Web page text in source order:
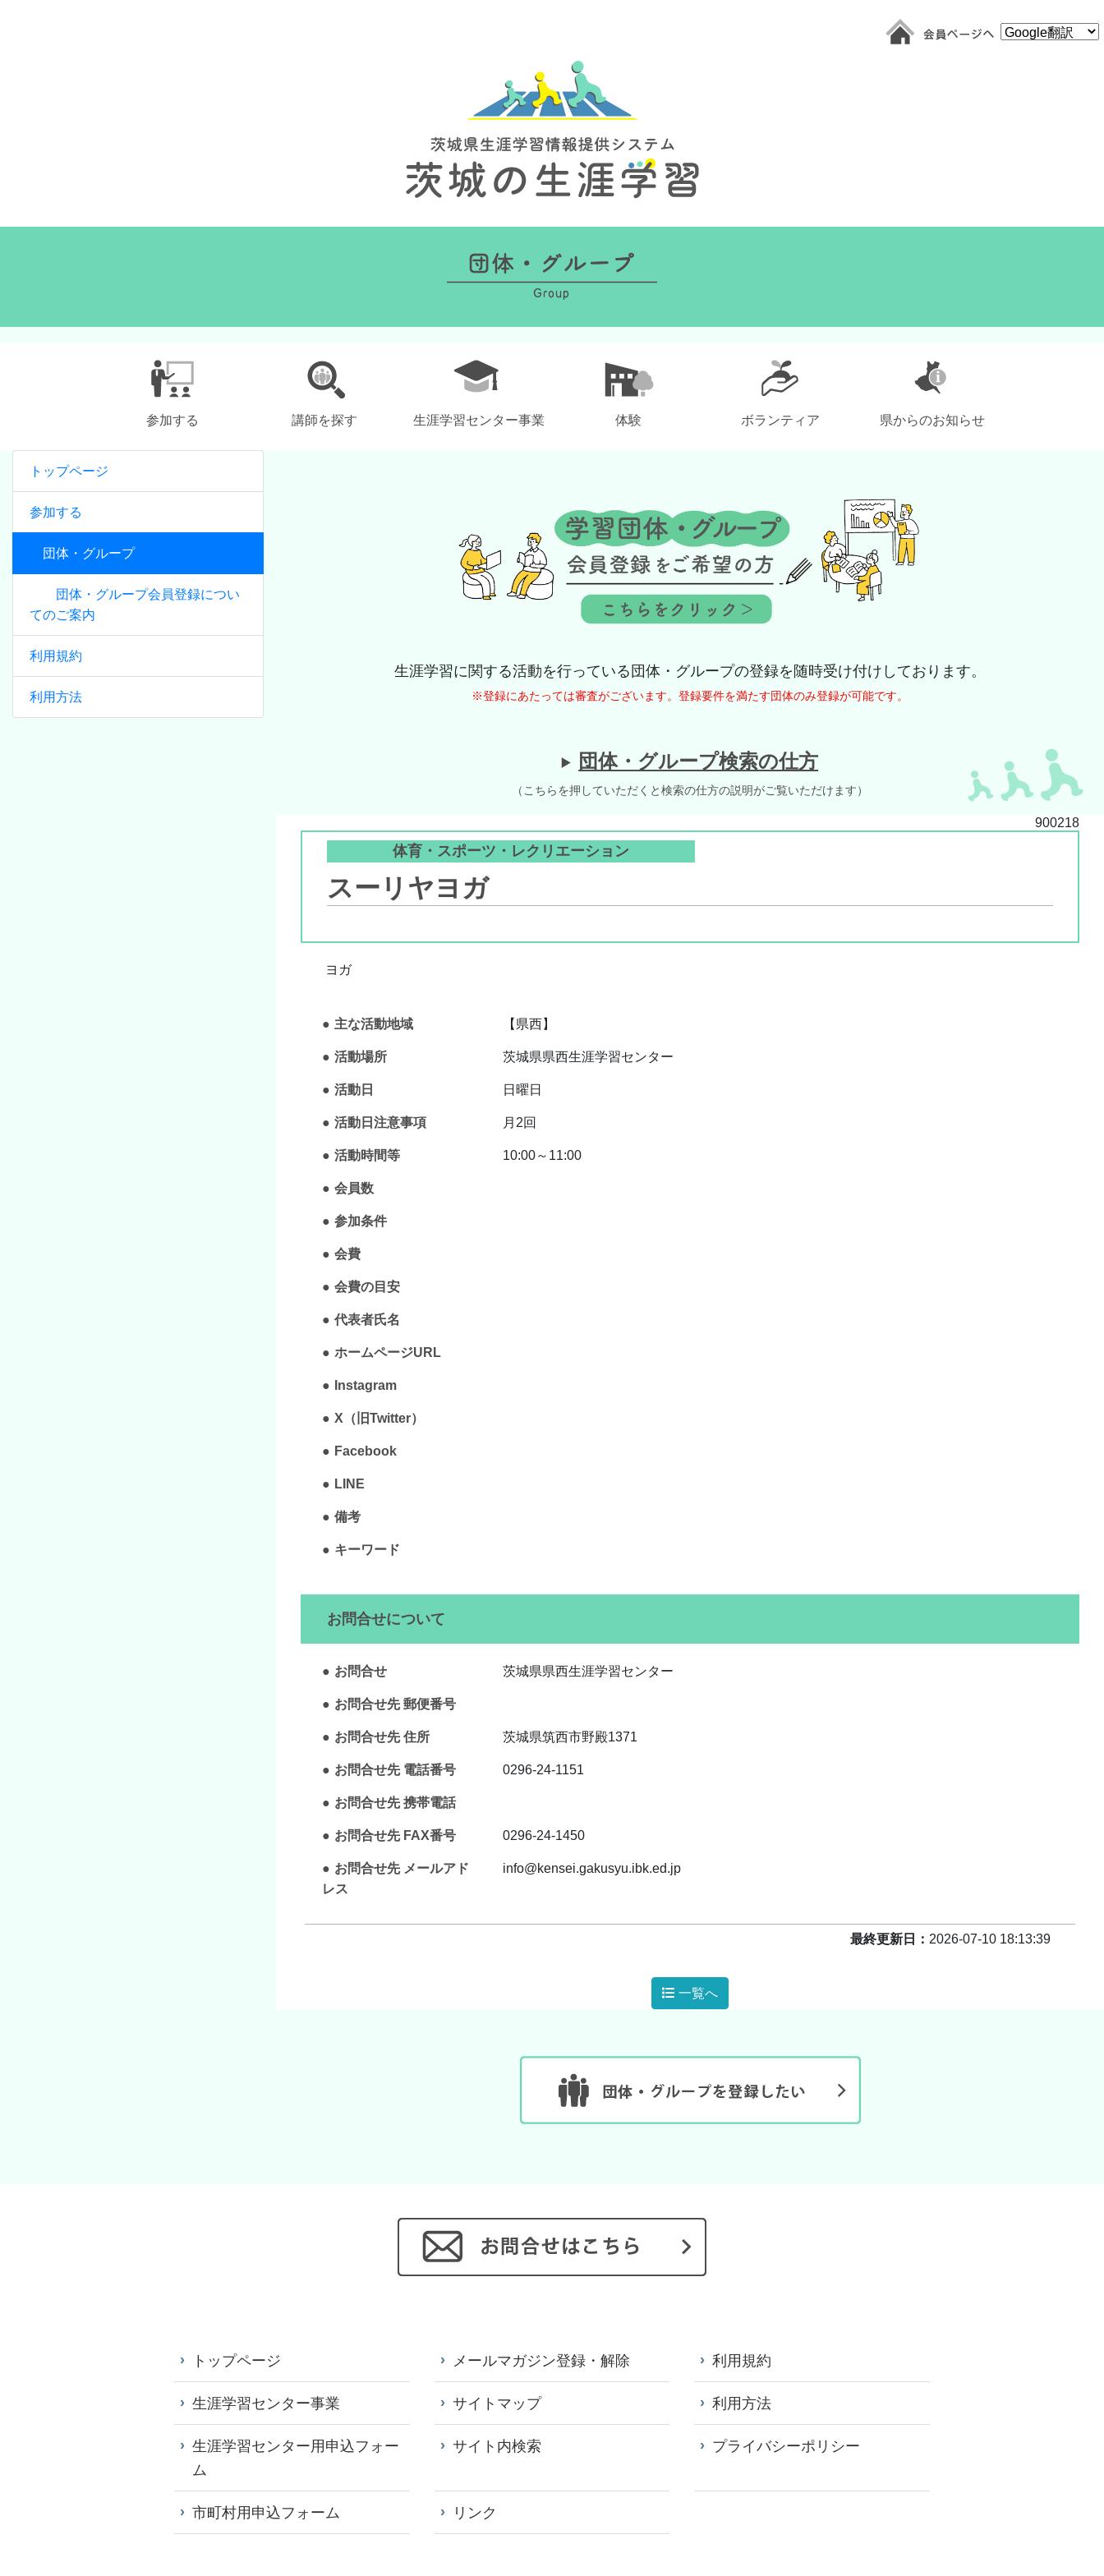
参加する 講師を探す 生涯学習センター事業 体験 ボランティア 県からのお知らせ
トップページ
参加する
団体・グループ
団体・グループ会員登録につい
てのご案内
利用規約
利用方法
生涯学習に関する活動を行っている団体・グループの登録を随時受け付けしております。
※登録にあたっては審査がございます。登録要件を満たす団体のみ登録が可能です。
団体・グループ検索の仕方
（こちらを押していただくと検索の仕方の説明がご覧いただけます）
900218
体育・スポーツ・レクリエーション
スーリヤヨガ
ヨガ
主な活動地域 【県西】
活動場所 茨城県県西生涯学習センター
活動日 日曜日
活動日注意事項 月2回
活動時間等 10:00～11:00
会員数
参加条件
会費
会費の目安
代表者氏名
ホームページURL
Instagram
X（旧Twitter）
Facebook
LINE
備考
キーワード
お問合せについて
お問合せ 茨城県県西生涯学習センター
お問合せ先 郵便番号
お問合せ先 住所 茨城県筑西市野殿1371
お問合せ先 電話番号 0296-24-1151
お問合せ先 携帯電話
お問合せ先 FAX番号 0296-24-1450
お問合せ先 メールアド
レス
info@kensei.gakusyu.ibk.ed.jp
最終更新日 2026-07-10 18:13:39
一覧へ
トップページ
生涯学習センター事業
生涯学習センター用申込フォー
ム
市町村用申込フォーム
メールマガジン登録・解除
サイトマップ
サイト内検索
リンク
利用規約
利用方法
プライバシーポリシー